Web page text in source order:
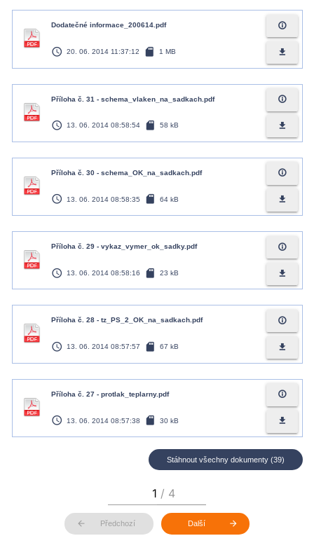
Dodatečné informace_200614.pdf
access_time 20. 06. 2014 11:37:12 sd_card 1 MB
info_outline
file_download
Příloha č. 31 - schema_vlaken_na_sadkach.pdf
access_time 13. 06. 2014 08:58:54 sd_card 58 kB
info_outline
file_download
Příloha č. 30 - schema_OK_na_sadkach.pdf
access_time 13. 06. 2014 08:58:35 sd_card 64 kB
info_outline
file_download
Příloha č. 29 - vykaz_vymer_ok_sadky.pdf
access_time 13. 06. 2014 08:58:16 sd_card 23 kB
info_outline
file_download
Příloha č. 28 - tz_PS_2_OK_na_sadkach.pdf
access_time 13. 06. 2014 08:57:57 sd_card 67 kB
info_outline
file_download
Příloha č. 27 - protlak_teplarny.pdf
access_time 13. 06. 2014 08:57:38 sd_card 30 kB
info_outline
file_download
Stáhnout všechny dokumenty (39)
arrow_back Předchozí Další arrow_forward